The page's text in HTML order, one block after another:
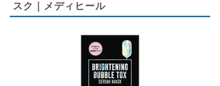
スク｜メディヒール